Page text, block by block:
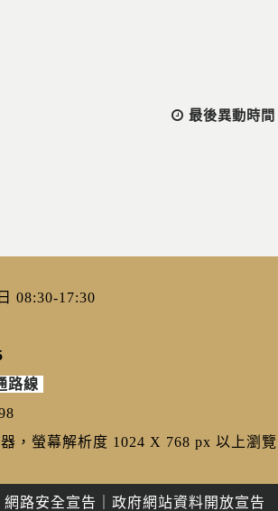
最後異動時間
08:30-17:30
路線
，螢幕解析度 1024 X 768 px 以上瀏覽
網路安全宣告 政府網站資料開放宣告